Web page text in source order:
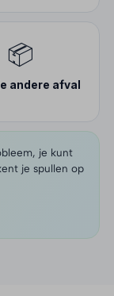
📦
andere afval
je kunt
je spullen op